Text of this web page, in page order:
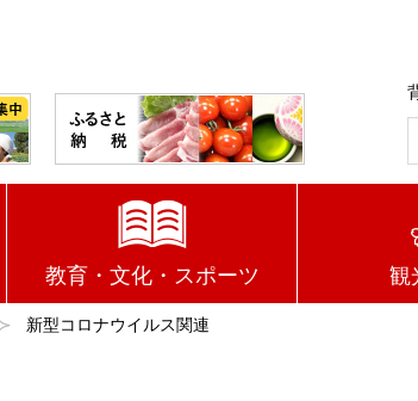
教育・文化・スポーツ 観
新型コロナウイルス関連